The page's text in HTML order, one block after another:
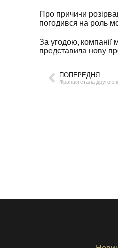
Про причини
погодився на роль
За угодою, компанії
представила нову
ПОПЕРЕДНЯ